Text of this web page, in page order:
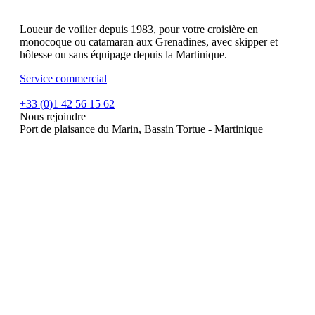
Loueur de voilier depuis 1983, pour votre croisière en
monocoque ou catamaran aux Grenadines, avec skipper et
hôtesse ou sans équipage depuis la Martinique.
Service commercial
+33 (0)1 42 56 15 62
Nous rejoindre
Port de plaisance du Marin, Bassin Tortue - Martinique